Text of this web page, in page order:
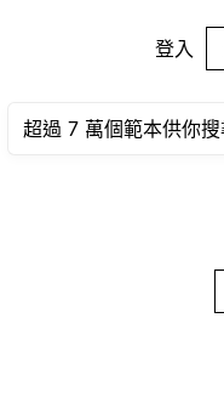
登入